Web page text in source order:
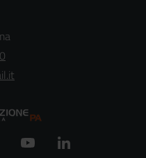
Instagram YouTube